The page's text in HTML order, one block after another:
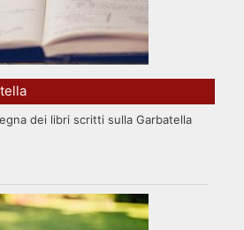
dei libri scritti sulla Garbatella